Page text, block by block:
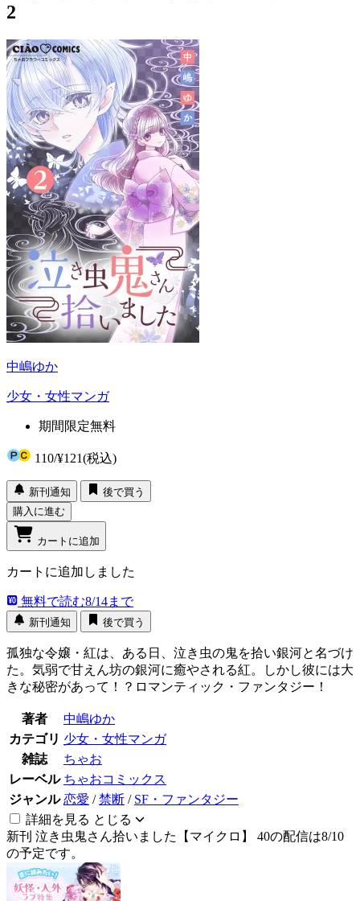
2
中嶋ゆか
少女・女性マンガ
期間限定無料
110/¥121(税込)
新刊通知
後で買う
購入に進む
カートに追加
カートに追加しました
無料で読む8/14まで
新刊通知 後で買う
孤独な令嬢・紅は、ある日、泣き虫の鬼を拾い銀河と名づけ
た。気弱で甘えん坊の銀河に癒やされる紅。しかし彼には大
きな秘密があって！？ロマンティック・ファンタジー！
著者
中嶋ゆか
カテゴリ 少女・女性マンガ
雑誌
ちゃお
レーベル ちゃおコミックス
ジャンル 恋愛 /禁断 / SF・ファンタジー
詳細を見る とじる
新刊 泣き虫鬼さん拾いました【マイクロ】 40の配信は8/10
の予定です。